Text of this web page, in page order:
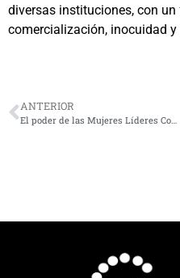
diversas instituciones, con
comercialización, inocuidad y
ANTERIOR
El poder de las Mujeres Líderes Conectadas y el impacto de prepararlas para trabajar en red